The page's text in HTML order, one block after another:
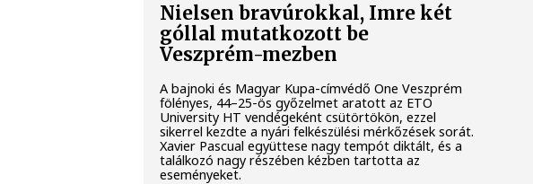
Nielsen bravúrokkal, Imre két
góllal mutatkozott be
Veszprém-mezben
A bajnoki és Magyar Kupa-címvédő One Veszprém
fölényes, 44–25-ös győzelmet aratott az ETO
University HT vendégeként csütörtökön, ezzel
sikerrel kezdte a nyári felkészülési mérkőzések sorát.
Xavier Pascual együttese nagy tempót diktált, és a
találkozó nagy részében kézben tartotta az
eseményeket.